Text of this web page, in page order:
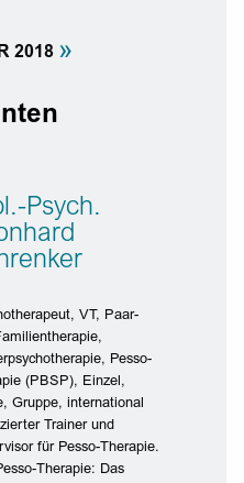
2018 »
Psych.
VT, Paar-
Pesso-
(PBSP), Einzel,
Gruppe, international
Trainer und
für Pesso-Therapie.
Therapie: Das